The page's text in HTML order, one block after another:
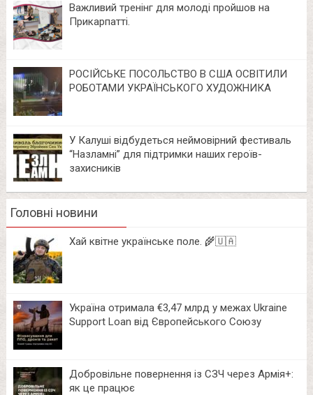
Важливий тренінг для молоді пройшов на
Прикарпатті.
РОСІЙСЬКЕ ПОСОЛЬСТВО В США ОСВІТИЛИ
РОБОТАМИ УКРАЇНСЬКОГО ХУДОЖНИКА
У Калуші відбудеться неймовірний фестиваль
“Назламні” для підтримки наших героїв-
захисників
Головні новини
Хай квітне українське поле. 🌾🇺🇦
Україна отримала €3,47 млрд у межах Ukraine
Support Loan від Європейського Союзу
Добровільне повернення із СЗЧ через Армія+:
як це працює